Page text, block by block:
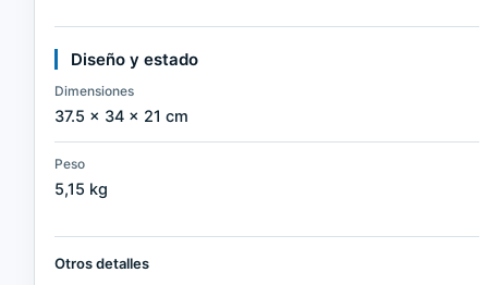
Diseño y estado
Dimensiones
37.5 × 34 × 21 cm
Peso
5,15 kg
Otros detalles